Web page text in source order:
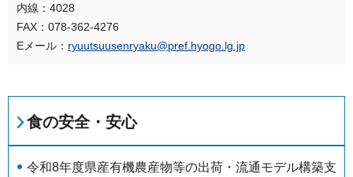
内線：4028
FAX：078-362-4276
Eメール： ryuutsuusenryaku@pref.hyogo.lg.jp
食の安全・安心
令和8年度県産有機農産物等の出荷・流通モデル構築支